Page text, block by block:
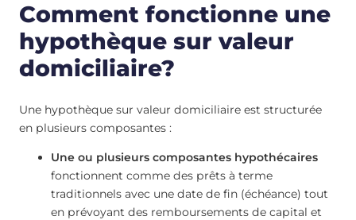
Comment fonctionne une
hypothèque sur valeur
domiciliaire?
Une hypothèque sur valeur domiciliaire est structurée
en plusieurs composantes :
Une ou plusieurs composantes hypothécaires
fonctionnent comme des prêts à terme
traditionnels avec une date de fin (échéance) tout
en prévoyant des remboursements de capital et